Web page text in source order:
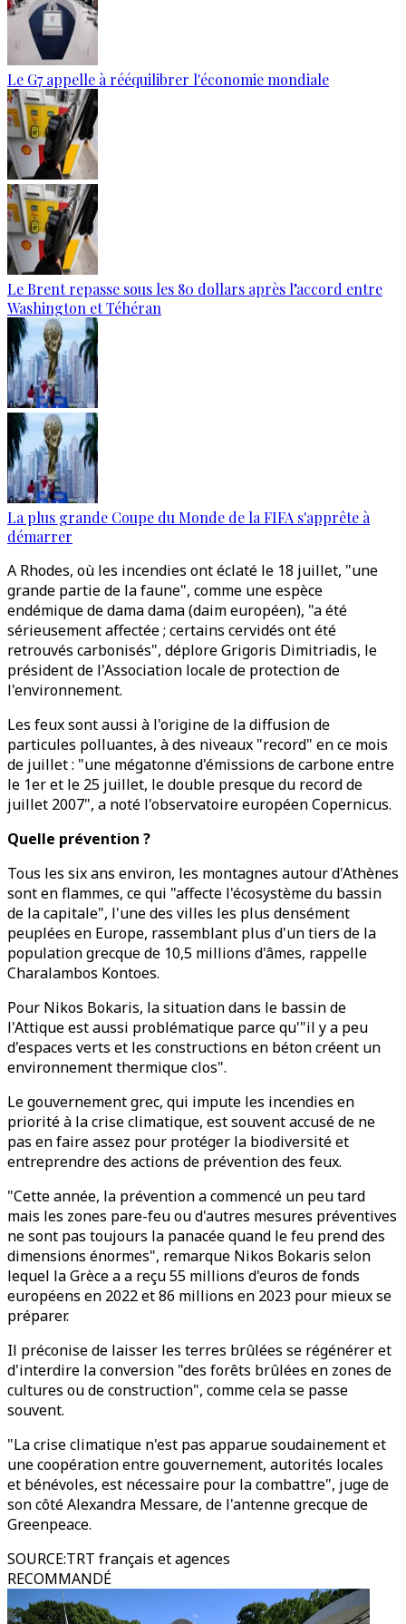
Le G7 appelle à rééquilibrer l'économie mondiale
Le Brent repasse sous les 80 dollars après l’accord entre
Washington et Téhéran
La plus grande Coupe du Monde de la FIFA s'apprête à
démarrer
A Rhodes, où les incendies ont éclaté le 18 juillet, "une
grande partie de la faune", comme une espèce
endémique de dama dama (daim européen), "a été
sérieusement affectée ; certains cervidés ont été
retrouvés carbonisés", déplore Grigoris Dimitriadis, le
président de l'Association locale de protection de
l'environnement.
Les feux sont aussi à l'origine de la diffusion de
particules polluantes, à des niveaux "record" en ce mois
de juillet : "une mégatonne d'émissions de carbone entre
le 1er et le 25 juillet, le double presque du record de
juillet 2007", a noté l'observatoire européen Copernicus.
Quelle prévention ?
Tous les six ans environ, les montagnes autour d'Athènes
sont en flammes, ce qui "affecte l'écosystème du bassin
de la capitale", l'une des villes les plus densément
peuplées en Europe, rassemblant plus d'un tiers de la
population grecque de 10,5 millions d'âmes, rappelle
Charalambos Kontoes.
Pour Nikos Bokaris, la situation dans le bassin de
l'Attique est aussi problématique parce qu'"il y a peu
d'espaces verts et les constructions en béton créent un
environnement thermique clos".
Le gouvernement grec, qui impute les incendies en
priorité à la crise climatique, est souvent accusé de ne
pas en faire assez pour protéger la biodiversité et
entreprendre des actions de prévention des feux.
"Cette année, la prévention a commencé un peu tard
mais les zones pare-feu ou d'autres mesures préventives
ne sont pas toujours la panacée quand le feu prend des
dimensions énormes", remarque Nikos Bokaris selon
lequel la Grèce a a reçu 55 millions d'euros de fonds
européens en 2022 et 86 millions en 2023 pour mieux se
préparer.
Il préconise de laisser les terres brûlées se régénérer et
d'interdire la conversion "des forêts brûlées en zones de
cultures ou de construction", comme cela se passe
souvent.
"La crise climatique n'est pas apparue soudainement et
une coopération entre gouvernement, autorités locales
et bénévoles, est nécessaire pour la combattre", juge de
son côté Alexandra Messare, de l'antenne grecque de
Greenpeace.
SOURCE:TRT français et agences
RECOMMANDÉ